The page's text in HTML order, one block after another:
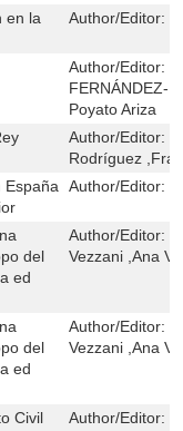
en la
Author/Editor:
Author/Editor:
FERNÁNDEZ-
Poyato Ariza
Author/Editor:
Rodríguez
España
Author/Editor:
del
ed
Author/Editor:
Vezzani ,Ana
del
ed
Author/Editor:
Vezzani ,Ana
Civil Author/Editor: